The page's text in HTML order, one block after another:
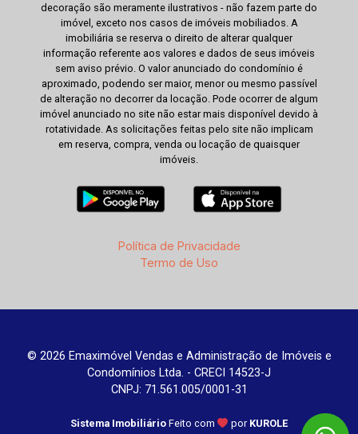
decoração são meramente ilustrativos - não fazem parte do
imóvel, exceto nos casos de imóveis mobiliados. A
imobiliária se reserva o direito de alterar qualquer
informação referente aos valores e dados de seus imóveis
sem aviso prévio. O valor anunciado do condomínio é
aproximado, podendo ser maior, menor ou mesmo passível
de alteração no decorrer da locação. Pode ocorrer de algum
imóvel anunciado no site não estar mais disponível devido à
rotatividade. As solicitações feitas pelo site não implicam
em reserva, compra, venda ou locação de quaisquer
imóveis.
Política de Privacidade
Termo de Uso
© 2026 Emaximóvel Vendas e Administração de Imóveis e
Condomínios Ltda. - CRECI 14523-J
CNPJ: 71.561.005/0001-31
Sistema Imobiliário Feito com por KUROLE